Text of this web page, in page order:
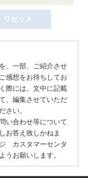
、一部、ご紹介させ
感想をお待ちしてお
際には、文中に記載
、編集させていただ
さい。
い合わせ等について
お答え致しかねま
カスタマーセンタ
うお願いします。